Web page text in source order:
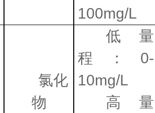
100mg/L
氯化
物
低量
程： 0-
10mg/L
高量